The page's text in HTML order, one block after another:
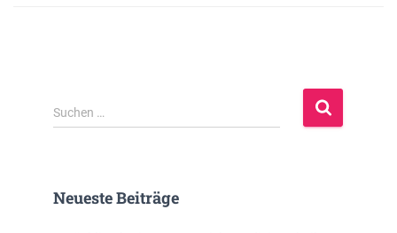
S
u
n
Suchen …
Neueste Beiträge